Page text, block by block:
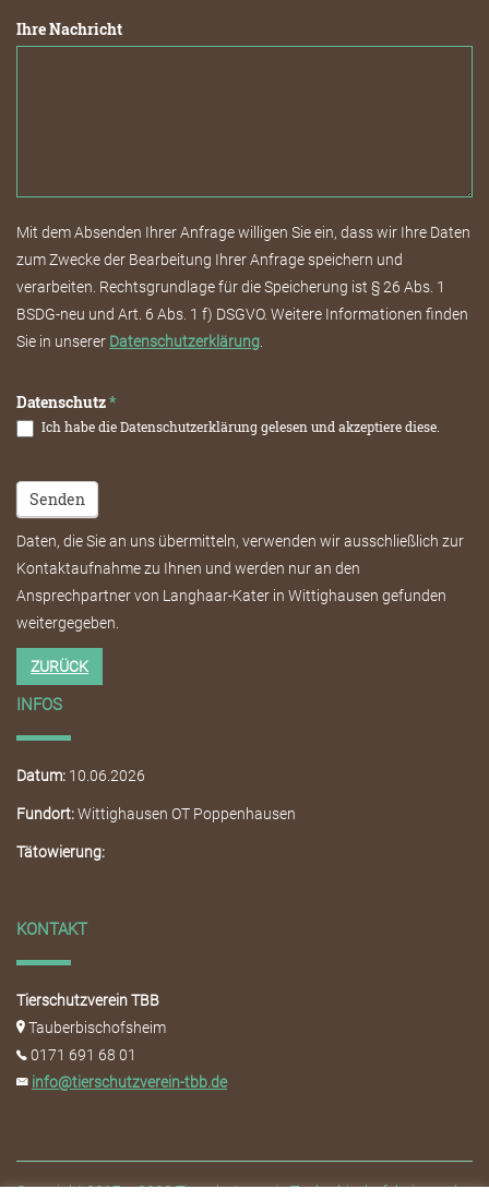
Ihre Nachricht
Mit dem Absenden Ihrer Anfrage willigen Sie ein, dass wir Ihre Daten
zum Zwecke der Bearbeitung Ihrer Anfrage speichern und
verarbeiten. Rechtsgrundlage für die Speicherung ist § 26 Abs. 1
BSDG-neu und Art. 6 Abs. 1 f) DSGVO. Weitere Informationen finden
Sie in unserer Datenschutzerklärung.
Datenschutz*
Ich habe die Datenschutzerklärung gelesen und akzeptiere diese.
Senden
Daten, die Sie an uns übermitteln, verwenden wir ausschließlich zur
Kontaktaufnahme zu Ihnen und werden nur an den
Ansprechpartner von Langhaar-Kater in Wittighausen gefunden
weitergegeben.
ZURÜCK
INFOS
Datum: 10.06.2026
Fundort:Wittighausen OT Poppenhausen
Tätowierung:
KONTAKT
Tierschutzverein TBB
Tauberbischofsheim
0171 691 68 01
info@tierschutzverein-tbb.de
Copyright 2017 – 2020 Tierschutzverein Tauberbischofsheim und